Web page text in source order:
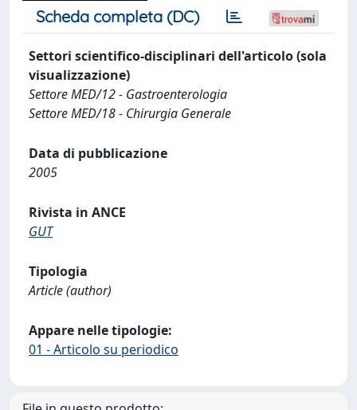
Scheda completa (DC)
Settori scientifico-disciplinari dell'articolo (sola
visualizzazione)
Settore MED/12 - Gastroenterologia
Settore MED/18 - Chirurgia Generale
Data di pubblicazione
2005
Rivista in ANCE
GUT
Tipologia
Article (author)
Appare nelle tipologie:
01 - Articolo su periodico